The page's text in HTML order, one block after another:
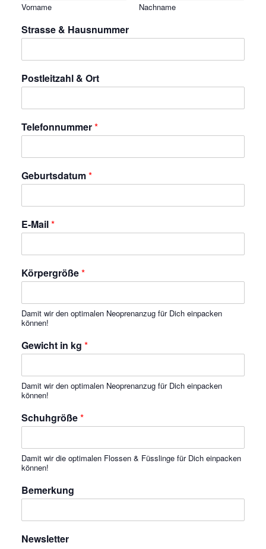
Vorname Nachname
Strasse & Hausnummer
Postleitzahl & Ort
Telefonnummer*
Geburtsdatum*
E-Mail*
Körpergröße*
Damit wir den optimalen Neoprenanzug für Dich einpacken
können!
Gewicht in kg *
Damit wir den optimalen Neoprenanzug für Dich einpacken
können!
Schuhgröße*
Damit wir die optimalen Flossen & Füsslinge für Dich einpacken
können!
Bemerkung
Newsletter